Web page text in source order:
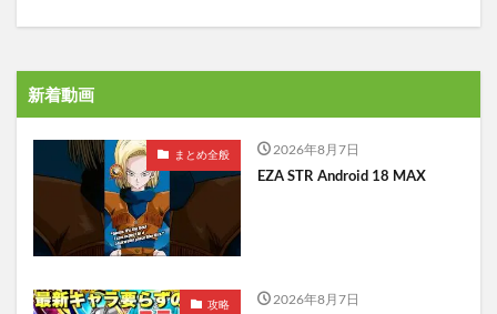
新着動画
まとめ全般 2026年8月7日
EZA STR Android 18 MAX
攻略 2026年8月7日